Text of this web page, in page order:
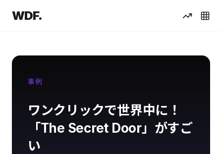
WDF.
事例
ワンクリックで世界中に！
「The Secret Door」がすご
い